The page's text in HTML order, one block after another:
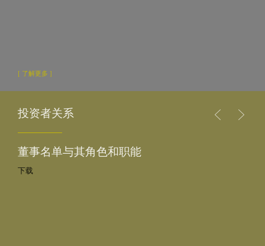
[ 了解更多 ]
投资者关系
董事名单与其角色和职能
下载